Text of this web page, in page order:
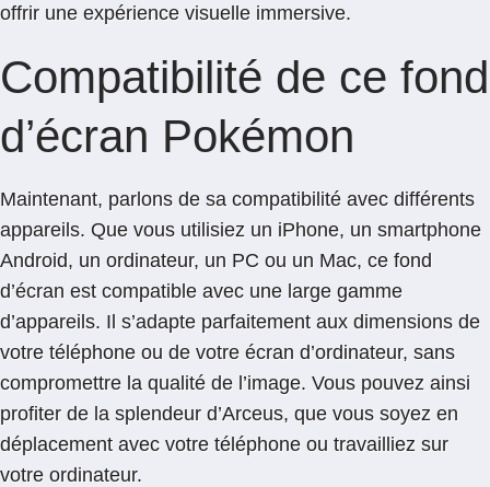
offrir une expérience visuelle immersive.
Compatibilité de ce fond
d’écran Pokémon
Maintenant, parlons de sa compatibilité avec différents
appareils. Que vous utilisiez un iPhone, un smartphone
Android, un ordinateur, un PC ou un Mac, ce fond
d’écran est compatible avec une large gamme
d’appareils. Il s’adapte parfaitement aux dimensions de
votre téléphone ou de votre écran d’ordinateur, sans
compromettre la qualité de l’image. Vous pouvez ainsi
profiter de la splendeur d’Arceus, que vous soyez en
déplacement avec votre téléphone ou travailliez sur
votre ordinateur.